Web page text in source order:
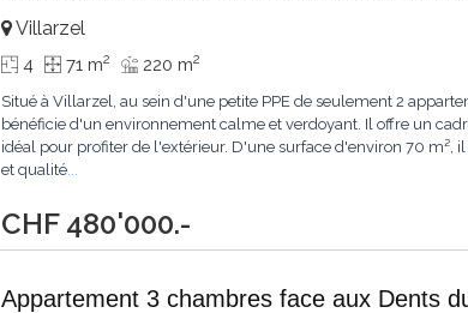
CHF 480'000.-
Villarzel
4 71 m2 220 m2
Situé à Villarzel, au sein d'une petite PPE de seulement 2
bénéficie d'un environnement calme et verdoyant. Il offre un
idéal pour profiter de l'extérieur. D'une surface d'environ 70 m²,
et qualité...
Appartement 3 chambres face aux Dents